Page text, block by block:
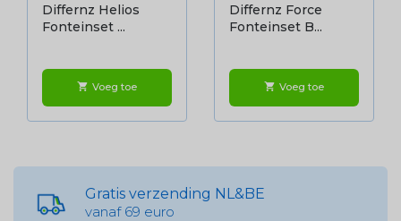
Differnz Helios
Fonteinset ...
shopping_cart Voeg toe
Differnz Force
Fonteinset B...
shopping_cart Voeg toe
Gratis verzending NL&BE
vanaf 69 euro